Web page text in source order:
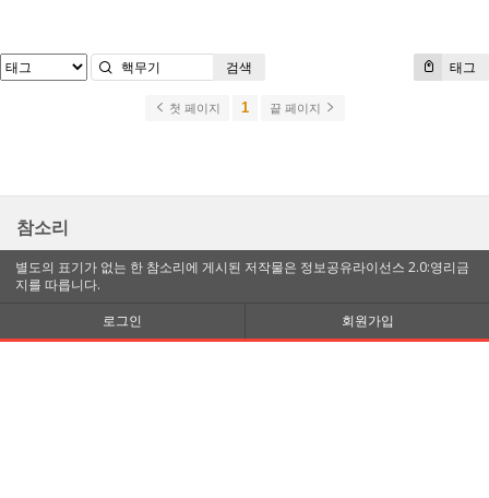
태그
검색
첫 페이지 1 끝 페이지
참소리
별도의 표기가 없는 한 참소리에 게시된 저작물은 정보공유라이선스 2.0:영리금
지를 따릅니다.
로그인
회원가입